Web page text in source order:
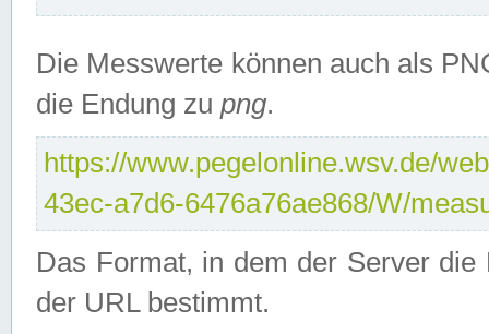
Die Messwerte können auch als
die Endung zu png.
https://www.pegelonline.wsv.de/
43ec-a7d6-6476a76ae868/W/
Das Format, in dem der Server
der URL bestimmt.